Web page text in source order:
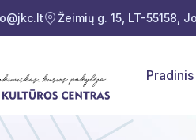
Žeimių g. 15, LT-55158,
Pradinis